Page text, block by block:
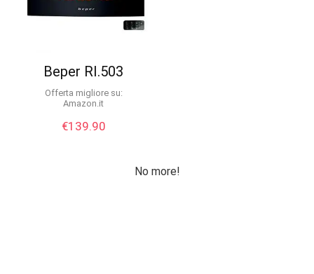
Beper RI.503
Offerta migliore su:
Amazon.it
€139.90
No more!